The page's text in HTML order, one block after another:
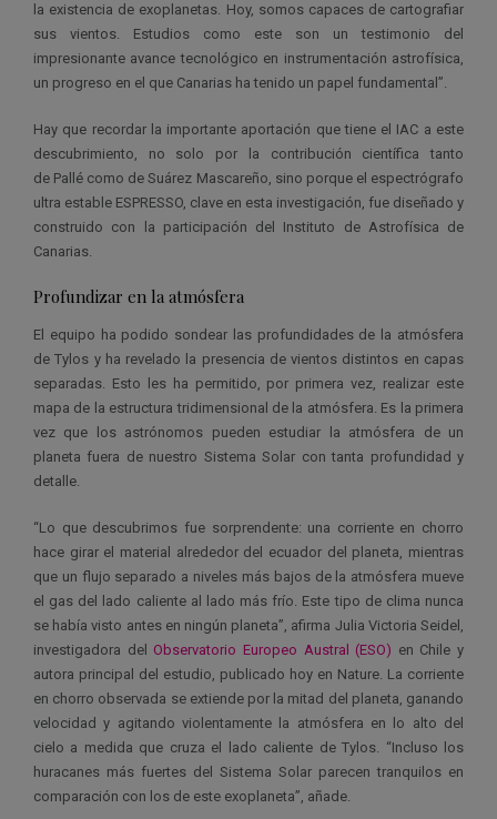
la existencia de exoplanetas. Hoy, somos capaces de cartografiar
sus vientos. Estudios como este son un testimonio del
impresionante avance tecnológico en instrumentación astrofísica,
un progreso en el que Canarias ha tenido un papel fundamental”.
Hay que recordar la importante aportación que tiene el IAC a este
descubrimiento, no solo por la contribución científica tanto
de Pallé como de Suárez Mascareño, sino porque el espectrógrafo
ultra estable ESPRESSO, clave en esta investigación, fue diseñado y
construido con la participación del Instituto de Astrofísica de
Canarias.
Profundizar en la atmósfera
El equipo ha podido sondear las profundidades de la atmósfera
de Tylos y ha revelado la presencia de vientos distintos en capas
separadas. Esto les ha permitido, por primera vez, realizar este
mapa de la estructura tridimensional de la atmósfera. Es la primera
vez que los astrónomos pueden estudiar la atmósfera de un
planeta fuera de nuestro Sistema Solar con tanta profundidad y
detalle.
“Lo que descubrimos fue sorprendente: una corriente en chorro
hace girar el material alrededor del ecuador del planeta, mientras
que un flujo separado a niveles más bajos de la atmósfera mueve
el gas del lado caliente al lado más frío. Este tipo de clima nunca
se había visto antes en ningún planeta”, afirma Julia Victoria Seidel,
investigadora del Observatorio Europeo Austral (ESO) en Chile y
autora principal del estudio, publicado hoy en Nature. La corriente
en chorro observada se extiende por la mitad del planeta, ganando
velocidad y agitando violentamente la atmósfera en lo alto del
cielo a medida que cruza el lado caliente de Tylos. “Incluso los
huracanes más fuertes del Sistema Solar parecen tranquilos en
comparación con los de este exoplaneta”, añade.